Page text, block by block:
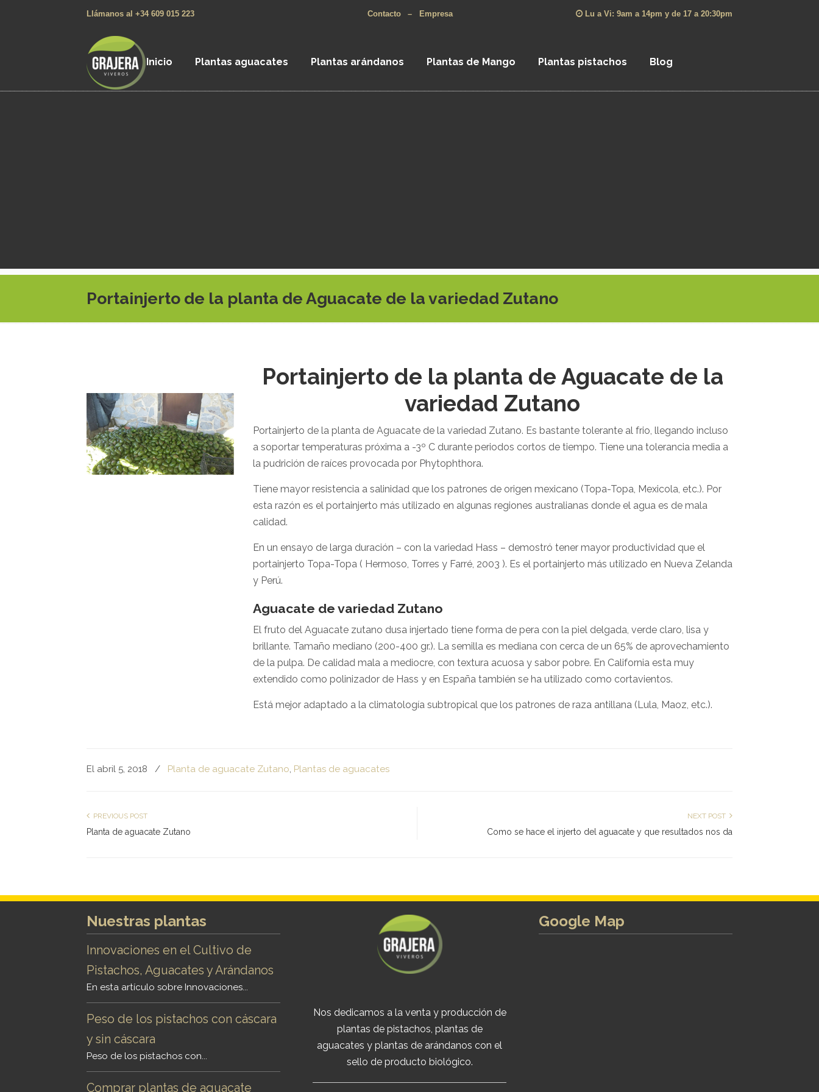
Llámanos al +34 609 015 223 Contacto – Empresa Lu a Vi: 9am a 14pm y de 17 a 20:30pm
Inicio Plantas aguacates Plantas arándanos Plantas de Mango Plantas pistachos Blog
Portainjerto de la planta de Aguacate de la variedad Zutano
Portainjerto de la planta de Aguacate de la
variedad Zutano
Portainjerto de la planta de Aguacate de la variedad Zutano. Es bastante tolerante al frio, llegando incluso
a soportar temperaturas próxima a -3º C durante periodos cortos de tiempo. Tiene una tolerancia media a
la pudrición de raíces provocada por Phytophthora.
Tiene mayor resistencia a salinidad que los patrones de origen mexicano (Topa-Topa, Mexicola, etc.). Por
esta razón es el portainjerto más utilizado en algunas regiones australianas donde el agua es de mala
calidad.
En un ensayo de larga duración – con la variedad Hass – demostró tener mayor productividad que el
portainjerto Topa-Topa ( Hermoso, Torres y Farré, 2003 ). Es el portainjerto más utilizado en Nueva Zelanda
y Perú.
Aguacate de variedad Zutano
El fruto del Aguacate zutano dusa injertado tiene forma de pera con la piel delgada, verde claro, lisa y
brillante. Tamaño mediano (200-400 gr.). La semilla es mediana con cerca de un 65% de aprovechamiento
de la pulpa. De calidad mala a mediocre, con textura acuosa y sabor pobre. En California esta muy
extendido como polinizador de Hass y en España también se ha utilizado como cortavientos.
Está mejor adaptado a la climatología subtropical que los patrones de raza antillana (Lula, Maoz, etc.).
El abril 5, 2018 / Planta de aguacate Zutano, Plantas de aguacates
PREVIOUS POST
Planta de aguacate Zutano
NEXT POST
Como se hace el injerto del aguacate y que resultados nos da
Nuestras plantas
Innovaciones en el Cultivo de
Pistachos, Aguacates y Arándanos
En esta artículo sobre Innovaciones...
Peso de los pistachos con cáscara
y sin cáscara
Peso de los pistachos con...
Comprar plantas de aguacate
Nos dedicamos a la venta y producción de
plantas de pistachos, plantas de
aguacates y plantas de arándanos con el
sello de producto biológico.
Google Map